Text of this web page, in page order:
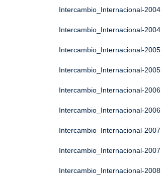
Intercambio_Internacional-2004
Intercambio_Internacional-2004
Intercambio_Internacional-2005
Intercambio_Internacional-2005
Intercambio_Internacional-2006
Intercambio_Internacional-2006
Intercambio_Internacional-2007
Intercambio_Internacional-2007
Intercambio_Internacional-2008